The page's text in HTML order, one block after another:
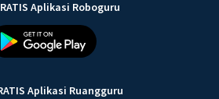
Aplikasi Roboguru
Aplikasi Ruangguru